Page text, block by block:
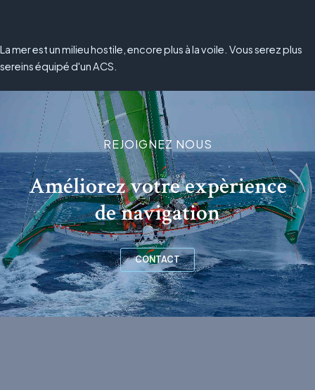
La mer est un milieu hostile, encore plus à la voile. Vous serez plus
sereins équipé d'un ACS.
REJOIGNEZ NOUS
Améliorez votre expèrience
de navigation
CONTACT